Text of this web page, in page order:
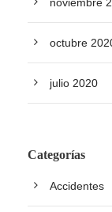
octubre
julio 2020
Categorías
Accidentes